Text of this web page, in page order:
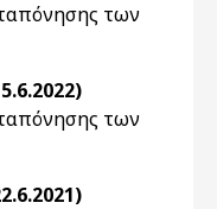
των
των